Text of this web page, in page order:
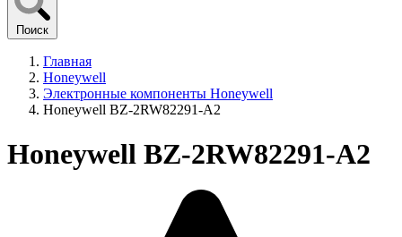
Поиск
Главная
Honeywell
Электронные компоненты Honeywell
Honeywell BZ-2RW82291-A2
Honeywell BZ-2RW82291-A2